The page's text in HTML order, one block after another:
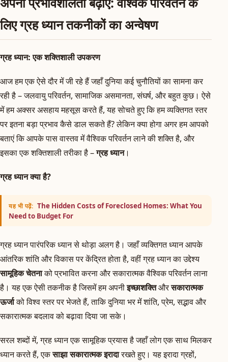
लिए ग्रह ध्यान तकनीकों का अन्वेषण
ग्रह ध्यान: एक शक्तिशाली उपकरण
आज हम एक ऐसे दौर में जी रहे हैं जहाँ दुनिया कई चुनौतियों का सामना कर
रही है – जलवायु परिवर्तन, सामाजिक असमानता, संघर्ष, और बहुत कुछ। ऐसे
में हम अक्सर असहाय महसूस करते हैं, यह सोचते हुए कि हम व्यक्तिगत स्तर
पर इतना बड़ा प्रभाव कैसे डाल सकते हैं? लेकिन क्या होगा अगर हम आपको
बताएं कि आपके पास वास्तव में वैश्विक परिवर्तन लाने की शक्ति है, और
इसका एक शक्तिशाली तरीका है –ग्रह ध्यान।
ग्रह ध्यान क्या है?
यह भी पढ़ें: The Hidden Costs of Foreclosed Homes: What You
Need to Budget For
ग्रह ध्यान पारंपरिक ध्यान से थोड़ा अलग है। जहाँ व्यक्तिगत ध्यान आपके
आंतरिक शांति और विकास पर केंद्रित होता है, वहीं ग्रह ध्यान का उद्देश्य
सामूहिक चेतनाको प्रभावित करना और सकारात्मक वैश्विक परिवर्तन लाना
है। यह एक ऐसी तकनीक है जिसमें हम अपनीइच्छाशक्तिऔरसकारात्मक
ऊर्जाको विश्व स्तर पर भेजते हैं, ताकि दुनिया भर में शांति, प्रेम, सद्भाव और
सकारात्मक बदलाव को बढ़ावा दिया जा सके।
सरल शब्दों में, ग्रह ध्यान एक सामूहिक प्रयास है जहाँ लोग एक साथ मिलकर
ध्यान करते हैं, एकसाझा सकारात्मक इरादारखते हुए। यह इरादा ग्रहों,